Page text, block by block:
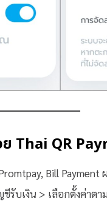
ย Thai QR
Bill Payment
รับเงิน > เลือกตั้งค่าตา